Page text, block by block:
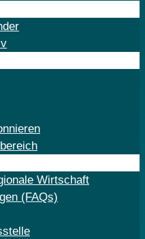
Wirtschaft
(FAQs)